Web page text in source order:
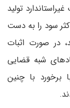
تولید
سود را به دست
در صورت اثبات
شبه قضایی
برخورد با چنین